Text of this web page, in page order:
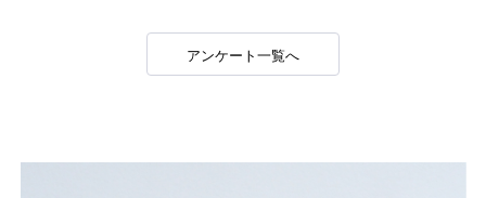
アンケート一覧へ